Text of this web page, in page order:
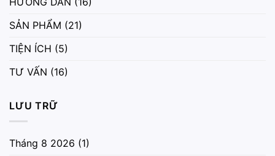
SẢN PHẨM (21)
TIỆN ÍCH (5)
TƯ VẤN (16)
LƯU TRỮ
Tháng 8 2026 (1)